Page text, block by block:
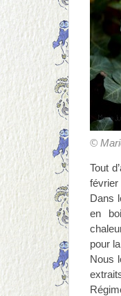
©
Tout
février
Dans
en
pour
Nous